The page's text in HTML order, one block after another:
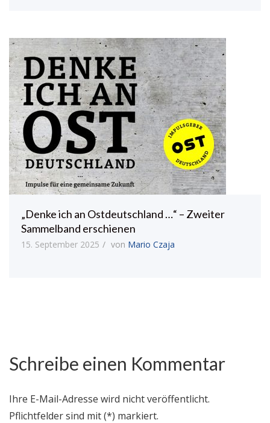
„Denke ich an Ostdeutschland …“ – Zweiter
Sammelband erschienen
15. September 2025 von Mario Czaja
Schreibe einen Kommentar
Ihre E-Mail-Adresse wird nicht veröffentlicht.
Pflichtfelder sind mit (*) markiert.